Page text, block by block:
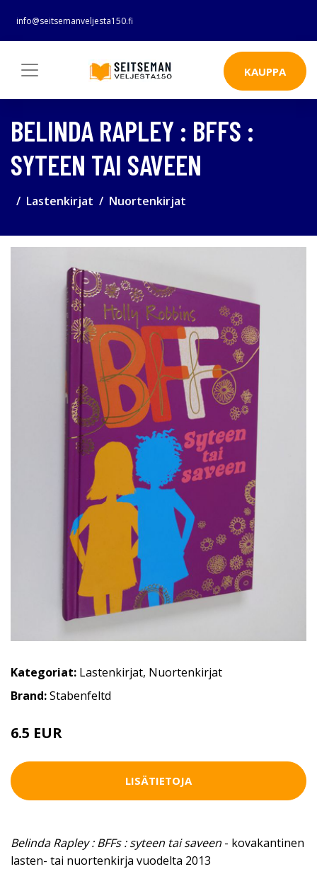
info@seitsemanveljesta150.fi
KAUPPA
BELINDA RAPLEY : BFFS :
SYTEEN TAI SAVEEN
Lastenkirjat Nuortenkirjat
Kategoriat: Lastenkirjat, Nuortenkirjat
Brand:Stabenfeltd
6.5 EUR
LISÄTIETOJA
Belinda Rapley : BFFs : syteen tai saveen - kovakantinen
lasten- tai nuortenkirja vuodelta 2013